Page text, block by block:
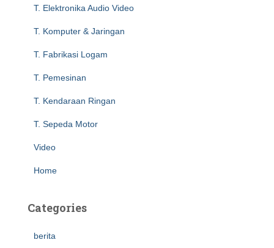
T. Elektronika Audio Video
T. Komputer & Jaringan
T. Fabrikasi Logam
T. Pemesinan
T. Kendaraan Ringan
T. Sepeda Motor
Video
Home
Categories
berita